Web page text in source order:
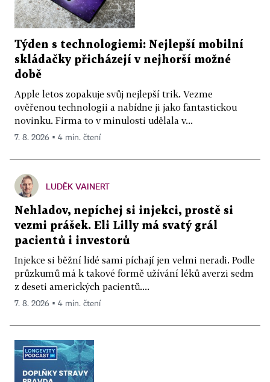
Týden s technologiemi: Nejlepší mobilní
skládačky přicházejí v nejhorší možné
době
Apple letos zopakuje svůj nejlepší trik. Vezme
ověřenou technologii a nabídne ji jako fantastickou
novinku. Firma to v minulosti udělala v...
7. 8. 2026 ▪ 4 min. čtení
LUDĚK VAINERT
Nehladov, nepíchej si injekci, prostě si
vezmi prášek. Eli Lilly má svatý grál
pacientů i investorů
Injekce si běžní lidé sami píchají jen velmi neradi. Podle
průzkumů má k takové formě užívání léků averzi sedm
z deseti amerických pacientů....
7. 8. 2026 ▪ 4 min. čtení